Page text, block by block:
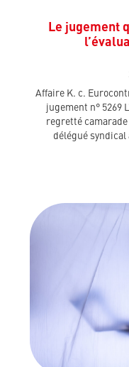
Le jugement
Affaire K. c.
jugement n° 5269
regretté camarade
délégué